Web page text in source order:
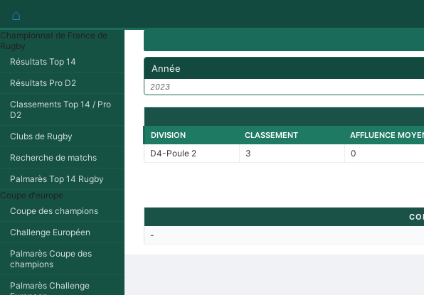
⌂
Championnat de France de
Rugby
Résultats Top 14
Résultats Pro D2
Classements Top 14 / Pro
D2
Clubs de Rugby
Recherche de matchs
Palmarès Top 14 Rugby
Coupe d'europe
Coupe des champions
Challenge Européen
Palmarès Coupe des
champions
Palmarès Challenge
Année
2023
DIVISION
CLASSEMENT AFFLUENCE
D4-Poule 2 3 0
-